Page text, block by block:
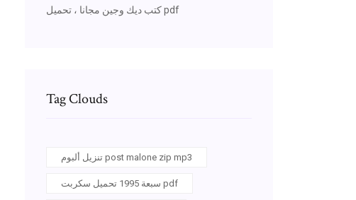
كتب ديك وجين مجانا ، تحميل pdf
Tag Clouds
تنزيل ألبوم post malone zip mp3
سبعة 1995 تحميل سكربت pdf